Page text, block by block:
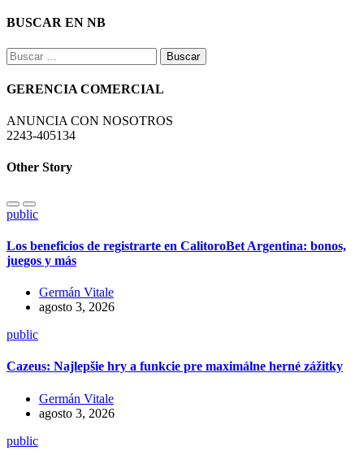
BUSCAR EN NB
Buscar:
GERENCIA COMERCIAL
ANUNCIA CON NOSOTROS
2243-405134
Other Story
public
Los beneficios de registrarte en CalitoroBet Argentina: bonos,
juegos y más
Germán Vitale
agosto 3, 2026
public
Cazeus: Najlepšie hry a funkcie pre maximálne herné zážitky
Germán Vitale
agosto 3, 2026
public